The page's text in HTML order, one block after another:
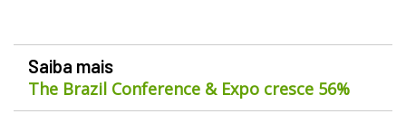
Saiba mais
The Brazil Conference & Expo cresce 56%